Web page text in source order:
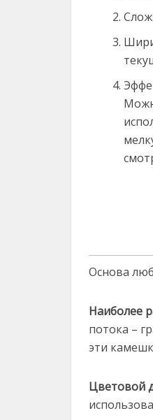
Основа
Наиболее
потока –
эти
Цветовой